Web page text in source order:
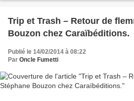
Trip et Trash – Retour de
Bouzon chez Caraïbéditions.
Publié le 14/02/2014 à 08:22
Par Oncle Fumetti